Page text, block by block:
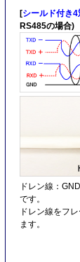
[シールド付き4
RS485の場合)
ドレン線：
です。
ドレン線をフ
ます。